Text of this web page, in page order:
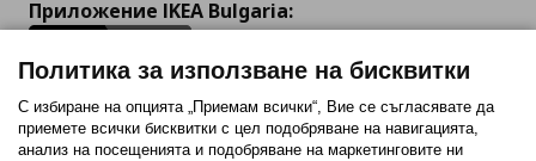
Приложение IKEA Bulgaria:
Последвайте ни:
Политика за използване на бисквитки
С избиране на опцията „Приемам всички“, Вие се съгласявате да
приемете всички бисквитки с цел подобряване на навигацията,
анализ на посещенията и подобряване на маркетинговите ни